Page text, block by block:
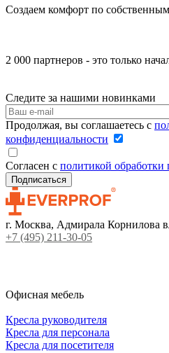
Создаем комфорт по
2 000 партнеров - это только
Следите за нашими новинками
Продолжая, вы соглашаетесь с
конфиденциальности
Согласен с политикой
г. Москва, Адмирала Корнилова
+7 (495) 211-30-05
Офисная мебель
Кресла руководителя
Кресла для персонала
Кресла для посетителя